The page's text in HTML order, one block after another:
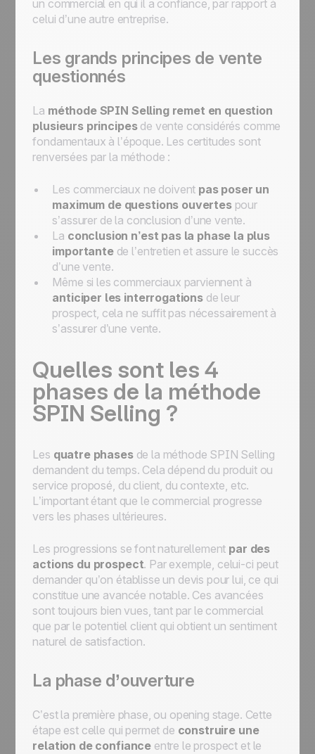
un commercial en qui il a confiance, par rapport à
celui d’une autre entreprise.
Les grands principes de vente
questionnés
La méthode SPIN Selling remet en question
plusieurs principesde vente considérés comme
fondamentaux à l’époque. Les certitudes sont
renversées par la méthode :
Les commerciaux ne doivent pas poser un
maximum de questions ouvertespour
s’assurer de la conclusion d’une vente.
La conclusion n’est pas la phase la plus
importantede l’entretien et assure le succès
d’une vente.
Même si les commerciaux parviennent à
anticiper les interrogationsde leur
prospect, cela ne suffit pas nécessairement à
s’assurer d’une vente.
Quelles sont les 4
phases de la méthode
SPIN Selling ?
Les quatre phasesde la méthode SPIN Selling
demandent du temps. Cela dépend du produit ou
service proposé, du client, du contexte, etc.
L’important étant que le commercial progresse
vers les phases ultérieures.
Les progressions se font naturellement par des
actions du prospect. Par exemple, celui-ci peut
demander qu’on établisse un devis pour lui, ce qui
constitue une avancée notable. Ces avancées
sont toujours bien vues, tant par le commercial
que par le potentiel client qui obtient un sentiment
naturel de satisfaction.
La phase d’ouverture
C’est la première phase, ou opening stage. Cette
étape est celle qui permet de construire une
relation de confiance entre le prospect et le